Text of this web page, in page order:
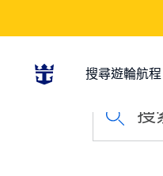
搜尋遊輪航程
搜